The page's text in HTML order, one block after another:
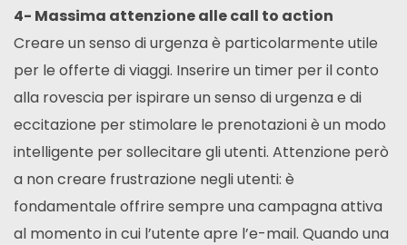
4- Massima attenzione alle call to action
Creare un senso di urgenza è particolarmente utile
per le offerte di viaggi. Inserire un timer per il conto
alla rovescia per ispirare un senso di urgenza e di
eccitazione per stimolare le prenotazioni è un modo
intelligente per sollecitare gli utenti. Attenzione però
a non creare frustrazione negli utenti: è
fondamentale offrire sempre una campagna attiva
al momento in cui l’utente apre l’e-mail. Quando una